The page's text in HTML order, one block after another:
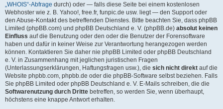
„WHOIS“-Abfrage durch) oder — falls diese Seite bei einem kostenlosen
Webhoster wie z. B. Yahoo!, free.fr, funpic.de usw. liegt — den Support oder
den Abuse-Kontakt des betreffenden Dienstes. Bitte beachten Sie, dass phpBB
Limited (phpBB.com) und phpBB Deutschland e. V. (phpBB.de) absolut keinen
Einfluss auf die Benutzung oder den oder die Benutzer der Forensoftware
haben und dafür in keiner Weise zur Verantwortung herangezogen werden
können. Kontaktieren Sie daher nie phpBB Limited oder phpBB Deutschland
e. V. in Zusammenhang mit jeglichen juristischen Fragen
(Unterlassungserklärungen, Haftungsfragen usw.), die sich nicht direkt auf die
Website phpbb.com, phpbb.de oder die phpBB-Software selbst beziehen. Falls
Sie phpBB Limited oder phpBB Deutschland e. V. E-Mails schreiben, die die
Softwarenutzung durch Dritte betreffen, so werden Sie, wenn überhaupt,
höchstens eine knappe Antwort erhalten.